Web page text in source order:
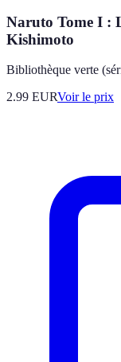
Naruto Tome I :
Kishimoto
Bibliothèque verte
2.99 EURVoir le prix